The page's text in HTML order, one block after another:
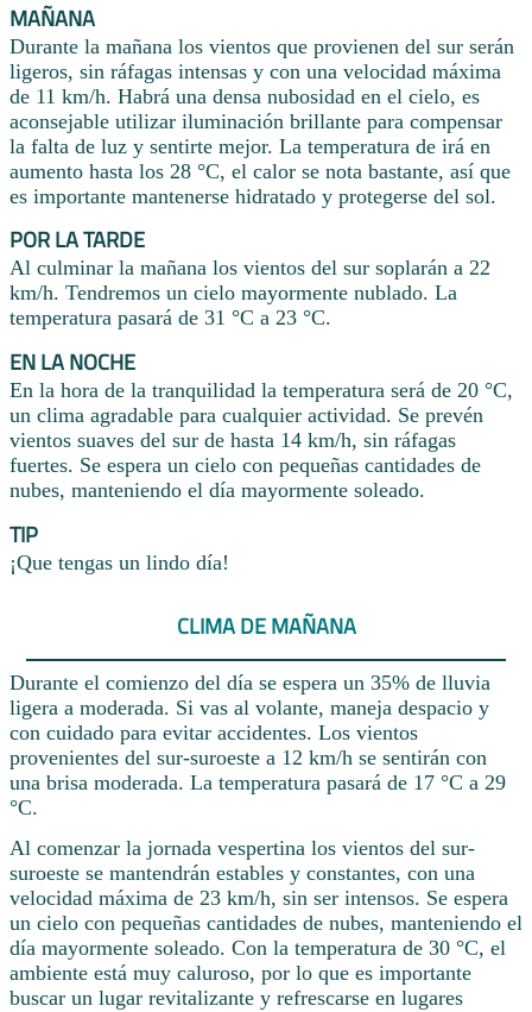
MAÑANA
Durante la mañana los vientos que provienen del sur serán
ligeros, sin ráfagas intensas y con una velocidad máxima
de 11 km/h. Habrá una densa nubosidad en el cielo, es
aconsejable utilizar iluminación brillante para compensar
la falta de luz y sentirte mejor. La temperatura de irá en
aumento hasta los 28 °C, el calor se nota bastante, así que
es importante mantenerse hidratado y protegerse del sol.
POR LA TARDE
Al culminar la mañana los vientos del sur soplarán a 22
km/h. Tendremos un cielo mayormente nublado. La
temperatura pasará de 31 °C a 23 °C.
EN LA NOCHE
En la hora de la tranquilidad la temperatura será de 20 °C,
un clima agradable para cualquier actividad. Se prevén
vientos suaves del sur de hasta 14 km/h, sin ráfagas
fuertes. Se espera un cielo con pequeñas cantidades de
nubes, manteniendo el día mayormente soleado.
TIP
¡Que tengas un lindo día!
CLIMA DE MAÑANA
Durante el comienzo del día se espera un 35% de lluvia
ligera a moderada. Si vas al volante, maneja despacio y
con cuidado para evitar accidentes. Los vientos
provenientes del sur-suroeste a 12 km/h se sentirán con
una brisa moderada. La temperatura pasará de 17 °C a 29
°C.
Al comenzar la jornada vespertina los vientos del sur-
suroeste se mantendrán estables y constantes, con una
velocidad máxima de 23 km/h, sin ser intensos. Se espera
un cielo con pequeñas cantidades de nubes, manteniendo el
día mayormente soleado. Con la temperatura de 30 °C, el
ambiente está muy caluroso, por lo que es importante
buscar un lugar revitalizante y refrescarse en lugares